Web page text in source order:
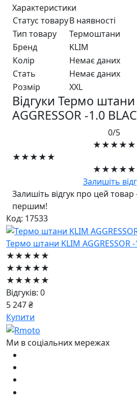
Характеристики
Статус товаруВ наявності
Тип товару
Термоштани
Бренд
KLIM
Колір
Немає даних
Стать
Немає даних
Розмір
XXL
Відгуки Термо
AGGRESSOR -1.0
0/5
★★★★★
★★★★★
★★★★★
Залишіть
Залишіть відгук про цей товар
першим!
Код: 17533
Термо штани KLIM AGGRESSOR -
★★★★★
★★★★★
★★★★★
Відгуків: 0
5 247 ₴
Купити
Ми в соціальних мережах